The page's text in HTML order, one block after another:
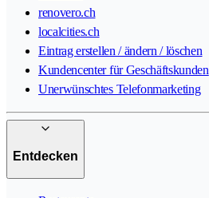
renovero.ch
localcities.ch
Eintrag erstellen / ändern / löschen
Kundencenter für Geschäftskunden
Unerwünschtes Telefonmarketing
Entdecken